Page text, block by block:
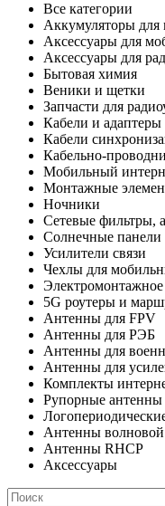
Все категории
Аккумуляторы для
Аксессуары для
Аксессуары для
Бытовая химия
Веники и щетки
Запчасти для
Кабели и адаптеры
Кабели
Кабельно-
Мобильный
Монтажные
Ночники
Сетевые фильтры,
Солнечные панели
Усилители связи
Чехлы для
5G роутеры и
Антенны для FPV
Антенны для РЭБ
Антенны для
Антенны для
Комплекты
Рупорные антенны
Антенны волновой
Антенны RHCP
Аксессуары